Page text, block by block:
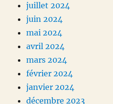
juillet 2024
juin 2024
mai 2024
avril 2024
mars 2024
février 2024
janvier 2024
décembre 2023